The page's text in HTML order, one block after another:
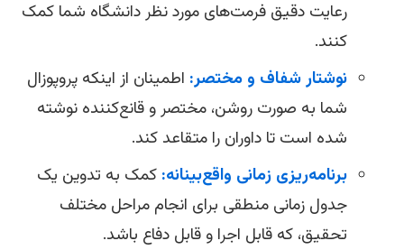
رعایت دقیق فرمت‌های مورد نظر دانشگاه شما کمک
کنند.
نوشتار شفاف و مختصر:اطمینان از اینکه پروپوزال
شما به صورت روشن، مختصر و قانع‌کننده نوشته
شده است تا داوران را متقاعد کند.
برنامه‌ریزی زمانی واقع‌بینانه:کمک به تدوین یک
جدول زمانی منطقی برای انجام مراحل مختلف
تحقیق، که قابل اجرا و قابل دفاع باشد.